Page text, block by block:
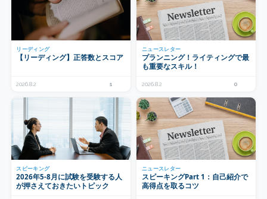
リーディング
【リーディング】正答数とスコア
2026.8.2 1
ニュースレター
プランニング！ライティングで最
も重要なスキル！
2026.8.2 0
スピーキング
2026年5-8月に試験を受験する人
が押さえておきたいトピック
ニュースレター
スピーキングPart 1：自己紹介で
高得点を取るコツ